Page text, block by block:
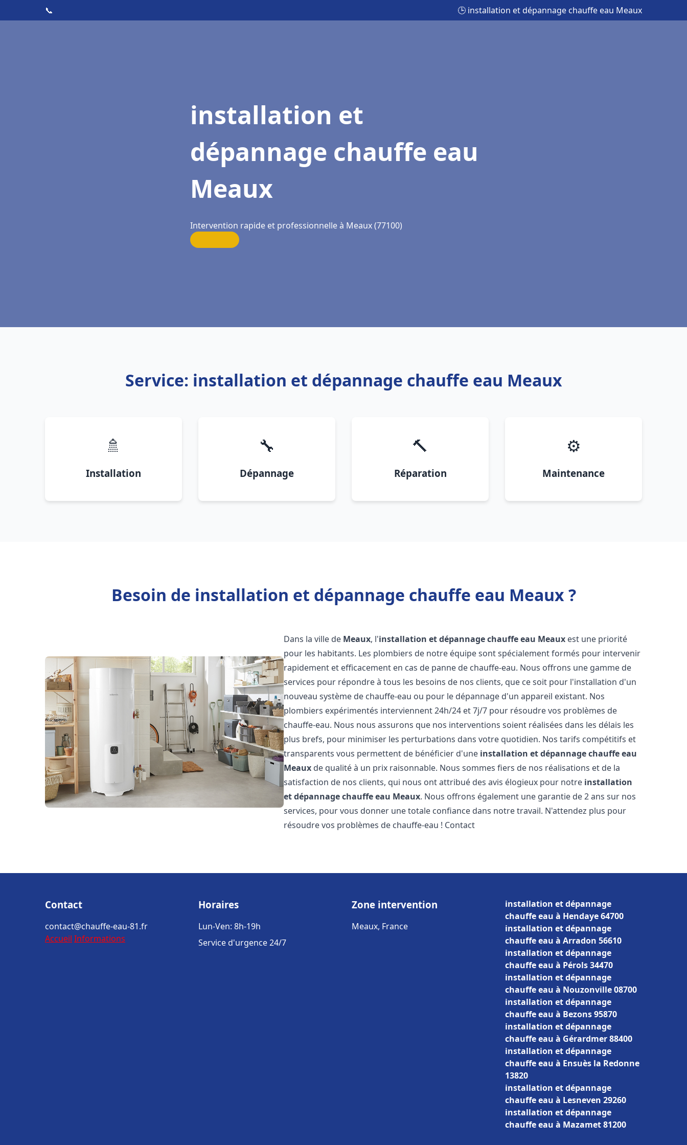
📞 🕒 installation et dépannage chauffe eau Meaux
installation et
dépannage chauffe eau
Meaux
Intervention rapide et professionnelle à Meaux (77100)
Service: installation et dépannage chauffe eau Meaux
🚿
Installation
🔧
Dépannage
🔨
Réparation
⚙️
Maintenance
Besoin de installation et dépannage chauffe eau Meaux ?
Dans la ville de Meaux, l'installation et dépannage chauffe eau Meaux est une priorité
pour les habitants. Les plombiers de notre équipe sont spécialement formés pour intervenir
rapidement et efficacement en cas de panne de chauffe-eau. Nous offrons une gamme de
services pour répondre à tous les besoins de nos clients, que ce soit pour l'installation d'un
nouveau système de chauffe-eau ou pour le dépannage d'un appareil existant. Nos
plombiers expérimentés interviennent 24h/24 et 7j/7 pour résoudre vos problèmes de
chauffe-eau. Nous nous assurons que nos interventions soient réalisées dans les délais les
plus brefs, pour minimiser les perturbations dans votre quotidien. Nos tarifs compétitifs et
transparents vous permettent de bénéficier d'une installation et dépannage chauffe eau
Meaux de qualité à un prix raisonnable. Nous sommes fiers de nos réalisations et de la
satisfaction de nos clients, qui nous ont attribué des avis élogieux pour notre installation
et dépannage chauffe eau Meaux. Nous offrons également une garantie de 2 ans sur nos
services, pour vous donner une totale confiance dans notre travail. N'attendez plus pour
résoudre vos problèmes de chauffe-eau ! Contact
Contact
contact@chauffe-eau-81.fr
Accueil Informations
Horaires
Lun-Ven: 8h-19h
Service d'urgence 24/7
Zone intervention
Meaux, France
installation et dépannage
chauffe eau à Hendaye 64700
installation et dépannage
chauffe eau à Arradon 56610
installation et dépannage
chauffe eau à Pérols 34470
installation et dépannage
chauffe eau à Nouzonville 08700
installation et dépannage
chauffe eau à Bezons 95870
installation et dépannage
chauffe eau à Gérardmer 88400
installation et dépannage
chauffe eau à Ensuès la Redonne
13820
installation et dépannage
chauffe eau à Lesneven 29260
installation et dépannage
chauffe eau à Mazamet 81200